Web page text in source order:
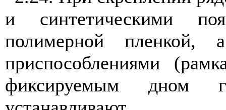
и синтетическими
полимерной пленкой,
приспособлениями
фиксируемым дном